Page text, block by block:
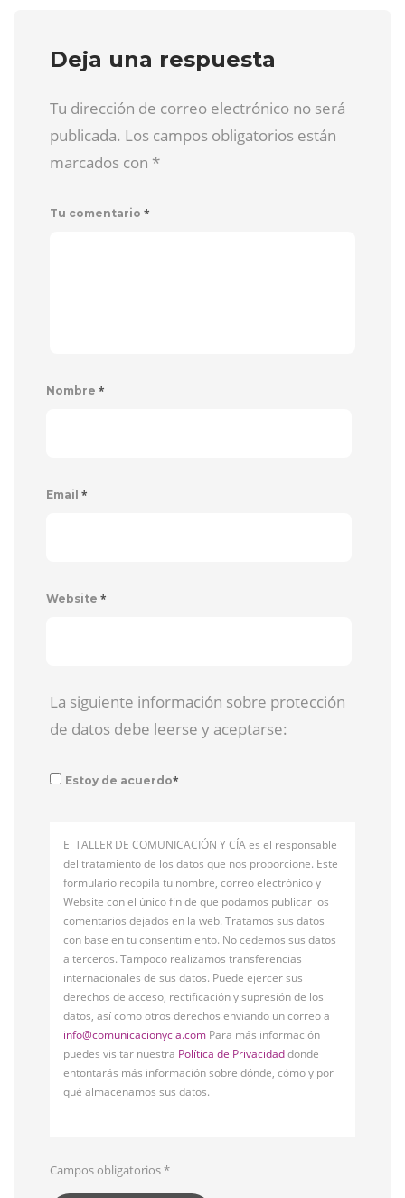
Deja una respuesta
Tu dirección de correo electrónico no será
publicada. Los campos obligatorios están
marcados con *
Tu comentario *
Nombre *
Email *
Website *
La siguiente información sobre protección
de datos debe leerse y aceptarse:
Estoy de acuerdo*
El TALLER DE COMUNICACIÓN Y CÍA es el responsable
del tratamiento de los datos que nos proporcione. Este
formulario recopila tu nombre, correo electrónico y
Website con el único fin de que podamos publicar los
comentarios dejados en la web. Tratamos sus datos
con base en tu consentimiento. No cedemos sus datos
a terceros. Tampoco realizamos transferencias
internacionales de sus datos. Puede ejercer sus
derechos de acceso, rectificación y supresión de los
datos, así como otros derechos enviando un correo a
info@comunicacionycia.com Para más información
puedes visitar nuestra Política de Privacidaddonde
entontarás más información sobre dónde, cómo y por
qué almacenamos sus datos.
Campos obligatorios*